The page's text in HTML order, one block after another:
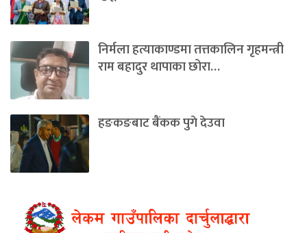
निर्मला हत्याकाण्डमा तत्तकालिन गृहमन्त्री
राम बहादुर थापाका छोरा…
हङकङबाट बैंकक पुगे देउवा